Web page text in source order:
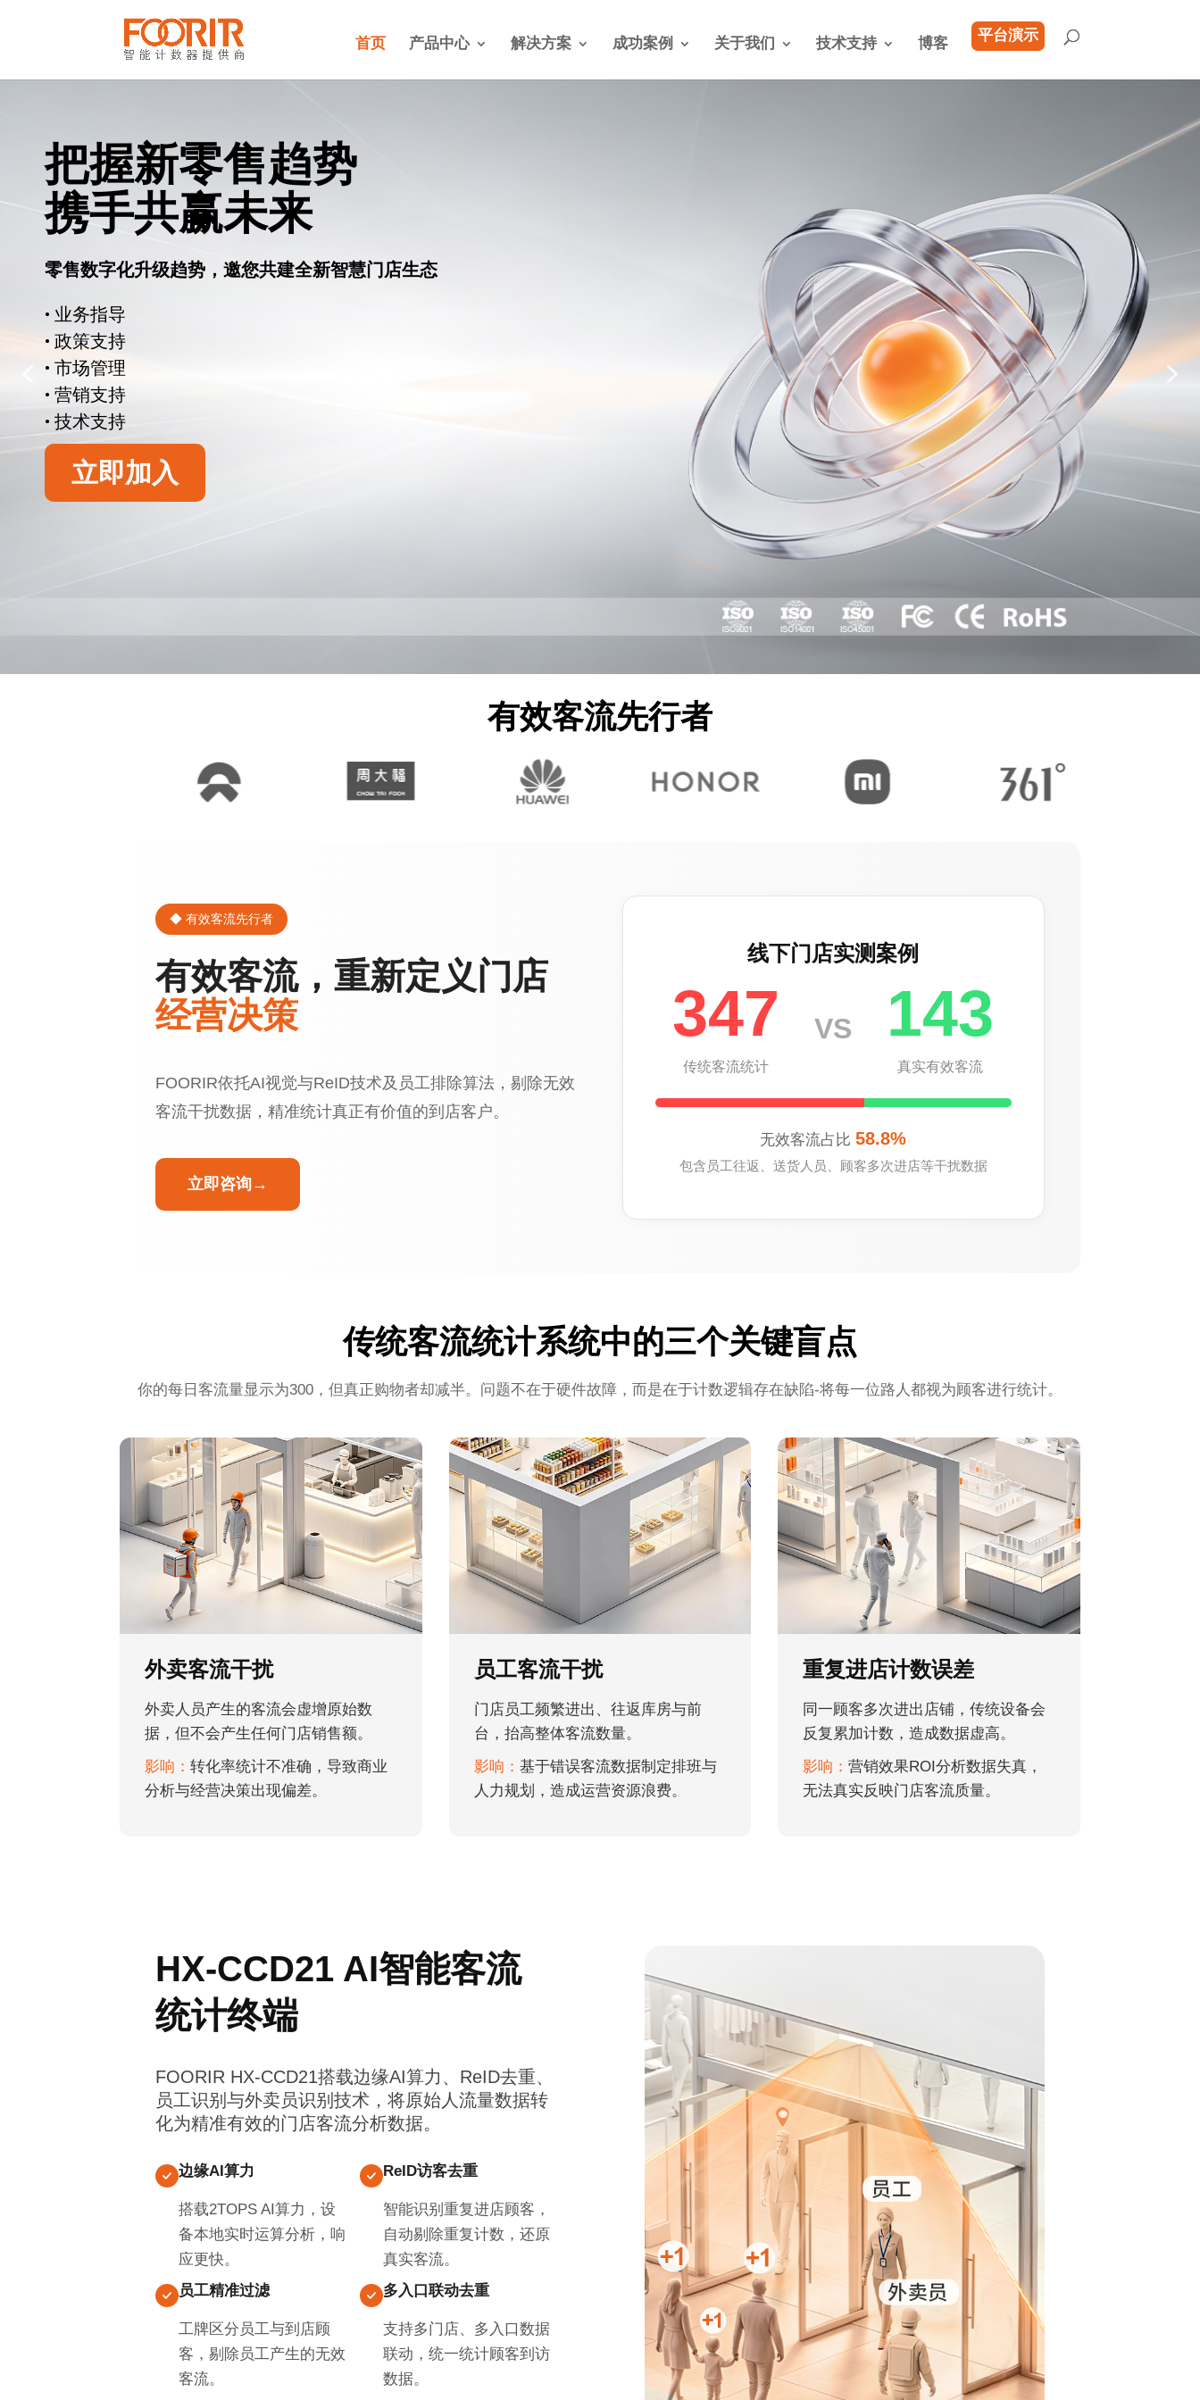
首页 产品中心 解决方案 成功案例 关于我们 技术支持 博客 平台演示
把握新零售趋势
携手共赢未来
零售数字化升级趋势，邀您共建全新智慧门店生态
• 业务指导
• 政策支持
• 市场管理
• 营销支持
• 技术支持
立即加入
有效客流先行者
◆ 有效客流先行者
有效客流，重新定义门店
经营决策
FOORIR依托AI视觉与ReID技术及员工排除算法，剔除无效
客流干扰数据，精准统计真正有价值的到店客户。
立即咨询→
线下门店实测案例
347
传统客流统计
VS 143
真实有效客流
无效客流占比58.8%
包含员工往返、送货人员、顾客多次进店等干扰数据
传统客流统计系统中的三个关键盲点
你的每日客流量显示为300，但真正购物者却减半。问题不在于硬件故障，而是在于计数逻辑存在缺陷-将每一位路人都视为顾客进行统计。
外卖客流干扰
外卖人员产生的客流会虚增原始数
据，但不会产生任何门店销售额。
影响：转化率统计不准确，导致商业
分析与经营决策出现偏差。
员工客流干扰
门店员工频繁进出、往返库房与前
台，抬高整体客流数量。
影响： 基于错误客流数据制定排班与
人力规划，造成运营资源浪费。
重复进店计数误差
同一顾客多次进出店铺，传统设备会
反复累加计数，造成数据虚高。
影响：营销效果ROI分析数据失真，
无法真实反映门店客流质量。
HX-CCD21 AI智能客流
统计终端
FOORIR HX-CCD21搭载边缘AI算力、ReID去重、
员工识别与外卖员识别技术，将原始人流量数据转
化为精准有效的门店客流分析数据。
边缘AI算力
搭载2TOPS AI算力，设
备本地实时运算分析，响
应更快。
ReID访客去重
智能识别重复进店顾客，
自动剔除重复计数，还原
真实客流。
员工精准过滤
工牌区分员工与到店顾
客，剔除员工产生的无效
客流。
多入口联动去重
支持多门店、多入口数据
联动，统一统计顾客到访
数据。